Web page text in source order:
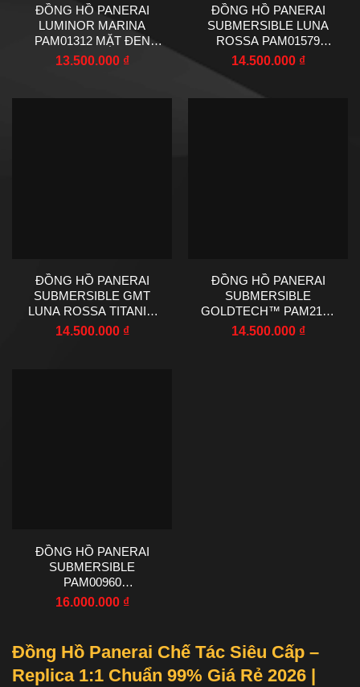
ĐỒNG HỒ PANERAI
LUMINOR MARINA
PAM01312 MẶT ĐEN
XƯỞNG VS REPLICA
13.500.000 ₫
ĐỒNG HỒ PANERAI
SUBMERSIBLE LUNA
ROSSA PAM01579
REPLICA NHÀ MÁY VS
14.500.000 ₫
ĐỒNG HỒ PANERAI
SUBMERSIBLE GMT
LUNA ROSSA TITANIO
PAM01507 XƯỞNG VS
14.500.000 ₫
ĐỒNG HỒ PANERAI
SUBMERSIBLE
GOLDTECH™ PAM2164
NHÀ MÁY VS CHẾ TÁC
14.500.000 ₫
ĐỒNG HỒ PANERAI
SUBMERSIBLE
PAM00960
CARBOTECH™ CHẾ
16.000.000 ₫
Đồng Hồ Panerai Chế Tác Siêu Cấp –
Replica 1:1 Chuẩn 99% Giá Rẻ 2026 |